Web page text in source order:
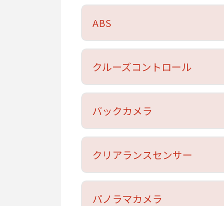
ABS
クルーズコントロール
バックカメラ
クリアランスセンサー
パノラマカメラ